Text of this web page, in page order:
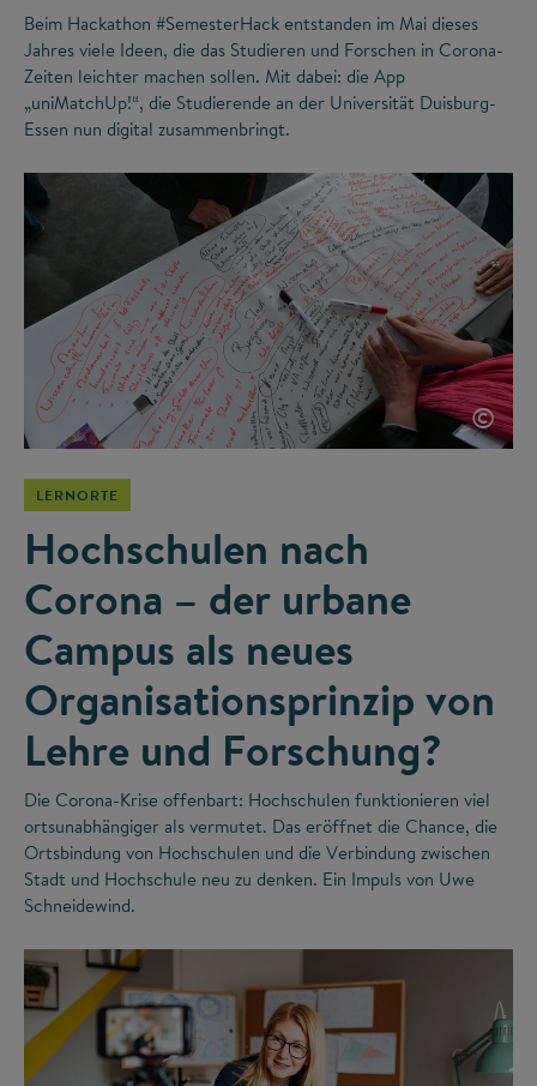
Beim Hackathon #SemesterHack entstanden im Mai dieses
Jahres viele Ideen, die das Studieren und Forschen in Corona-
Zeiten leichter machen sollen. Mit dabei: die App
„uniMatchUp!“, die Studierende an der Universität Duisburg-
Essen nun digital zusammenbringt.
©
LERNORTE
Hochschulen nach
Corona – der urbane
Campus als neues
Organisationsprinzip von
Lehre und Forschung?
Die Corona-Krise offenbart: Hochschulen funktionieren viel
ortsunabhängiger als vermutet. Das eröffnet die Chance, die
Ortsbindung von Hochschulen und die Verbindung zwischen
Stadt und Hochschule neu zu denken. Ein Impuls von Uwe
Schneidewind.